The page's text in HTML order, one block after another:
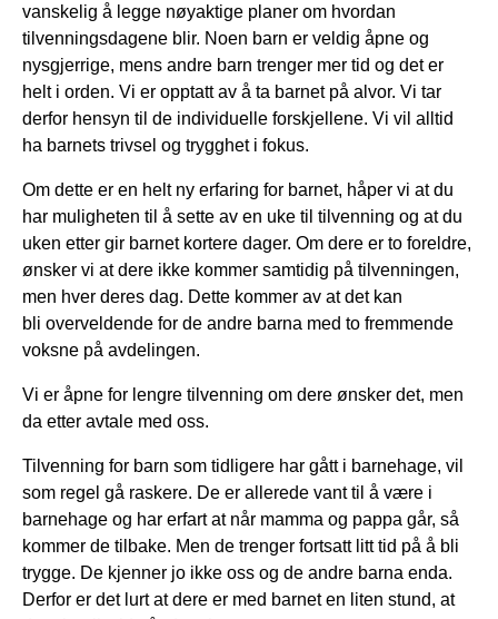
vanskelig å legge nøyaktige planer om hvordan
tilvenningsdagene blir. Noen barn er veldig åpne og
nysgjerrige, mens andre barn trenger mer tid og det er
helt i orden. Vi er opptatt av å ta barnet på alvor. Vi tar
derfor hensyn til de individuelle forskjellene. Vi vil alltid
ha barnets trivsel og trygghet i fokus.
Om dette er en helt ny erfaring for barnet, håper vi at du
har muligheten til å sette av en uke til tilvenning og at du
uken etter gir barnet kortere dager. Om dere er to foreldre,
ønsker vi at dere ikke kommer samtidig på tilvenningen,
men hver deres dag. Dette kommer av at det kan
bli overveldende for de andre barna med to fremmende
voksne på avdelingen.
Vi er åpne for lengre tilvenning om dere ønsker det, men
da etter avtale med oss.
Tilvenning for barn som tidligere har gått i barnehage, vil
som regel gå raskere. De er allerede vant til å være i
barnehage og har erfart at når mamma og pappa går, så
kommer de tilbake. Men de trenger fortsatt litt tid på å bli
trygge. De kjenner jo ikke oss og de andre barna enda.
Derfor er det lurt at dere er med barnet en liten stund, at